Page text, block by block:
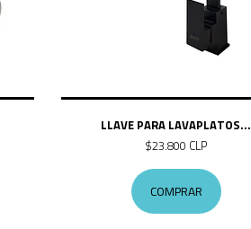
LLAVE PARA LAVAPLATOS...
$23.800 CLP
COMPRAR